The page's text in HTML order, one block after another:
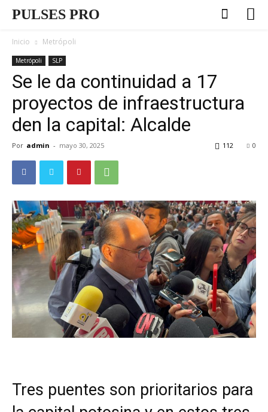
PULSES PRO
Inicio Metrópoli
Metrópoli SLP
Se le da continuidad a 17
proyectos de infraestructura
den la capital: Alcalde
Por admin - mayo 30, 2025 0
112
Tres puentes son prioritarios para